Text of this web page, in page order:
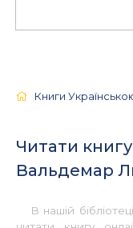
Книги
Читати
Вальдемар
В нашій